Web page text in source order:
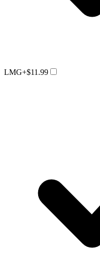
LMG+$11.99